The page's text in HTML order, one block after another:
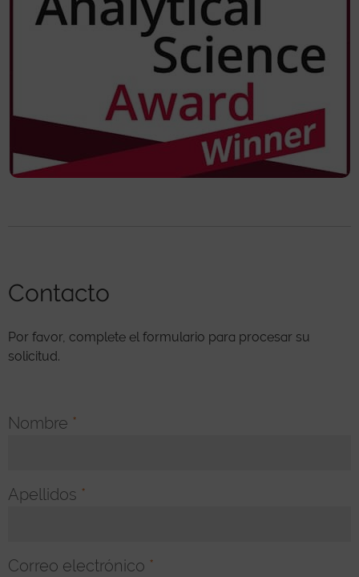
Contacto
Por favor, complete el formulario para procesar su
solicitud.
Nombre *
Apellidos *
Correo electrónico *